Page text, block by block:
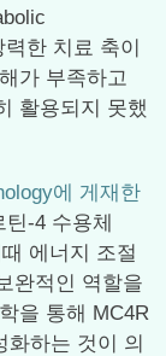
한 치료 축이
가 부족하고
활용되지 못했
에 게재한
-4 수용체
에너지 조절
완적인 역할을
을 통해 MC4R
화하는 것이 의